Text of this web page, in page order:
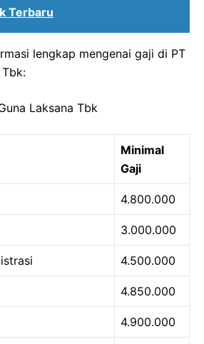
Terbaru
lengkap mengenai gaji di PT
Laksana Tbk
Minimal
Gaji
4.800.000
3.000.000
4.500.000
4.850.000
4.900.000